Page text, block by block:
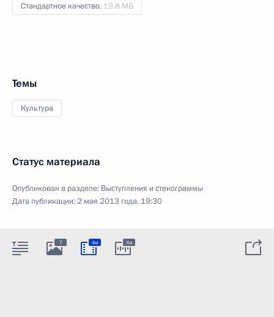
Стандартное качество, 19.8 МБ
Темы
Культура
Статус материала
Опубликован в разделе: Выступления и стенограммы
Дата публикации:2 мая 2013 года, 19:30
7 4м 4м